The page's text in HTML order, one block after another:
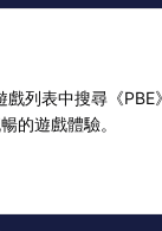
列表中搜尋《PBE
的遊戲體驗。